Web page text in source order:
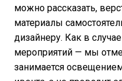
можно рассказать,
материалы
дизайнеру. Как в
мероприятий — мы
занимается